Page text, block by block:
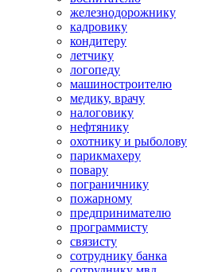
железнодорожнику
кадровику
кондитеру
летчику
логопеду
машиностроителю
медику, врачу
налоговику
нефтянику
охотнику и рыболову
парикмахеру
повару
пограничнику
пожарному
предпринимателю
программисту
связисту
сотруднику банка